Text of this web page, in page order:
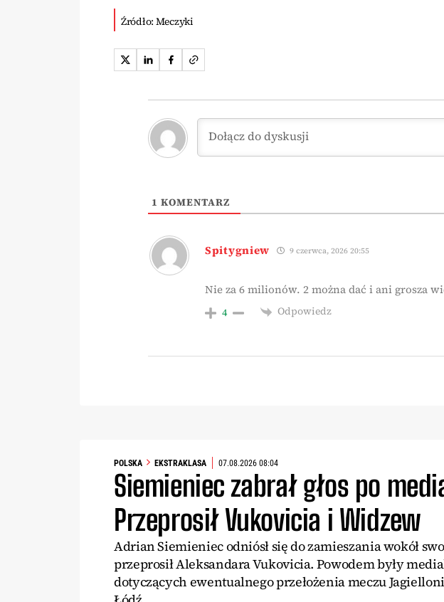
Źródło: Meczyki
1 KOMENTARZ
Spitygniew 9 czerwca, 2026 20:55
Nie za 6 milionów. 2 można dać i ani grosza
4 Odpowiedz
POLSKA EKSTRAKLASA 07.08.2026 08:04
Siemieniec zabrał głos po
Przeprosił Vukovicia i Widzew
Adrian Siemieniec odniósł się do zamieszania wokół
przeprosił Aleksandara Vukovicia. Powodem były
dotyczących ewentualnego przełożenia meczu